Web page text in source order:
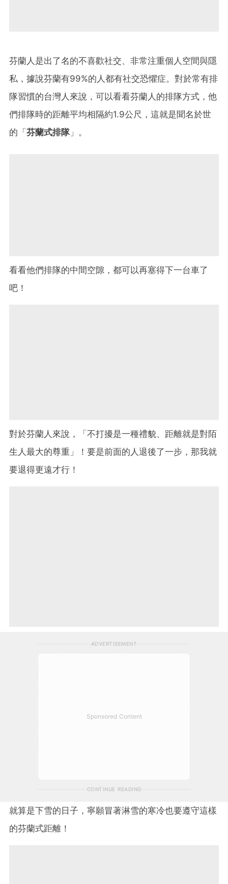
芬蘭人是出了名的不喜歡社交、非常注重個人空間與隱
私，據說芬蘭有99%的人都有社交恐懼症。對於常有排
隊習慣的台灣人來說，可以看看芬蘭人的排隊方式，他
們排隊時的距離平均相隔約1.9公尺，這就是聞名於世
的「 芬蘭式排隊」。
看看他們排隊的中間空隙，都可以再塞得下一台車了
吧！
對於芬蘭人來說，「不打擾是一種禮貌、距離就是對陌
生人最大的尊重」！要是前面的人退後了一步，那我就
要退得更遠才行！
ADVERTISEMENT
Sponsored Content
CONTINUE READING
就算是下雪的日子，寧願冒著淋雪的寒冷也要遵守這樣
的芬蘭式距離！